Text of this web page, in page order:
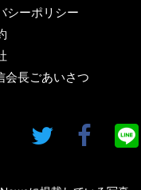
シーポリシー
会長ごあいさつ